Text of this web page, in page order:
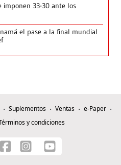
imponen 33-30 ante los
el pase a la final mundial
Suplementos Ventas
e-Paper
y condiciones